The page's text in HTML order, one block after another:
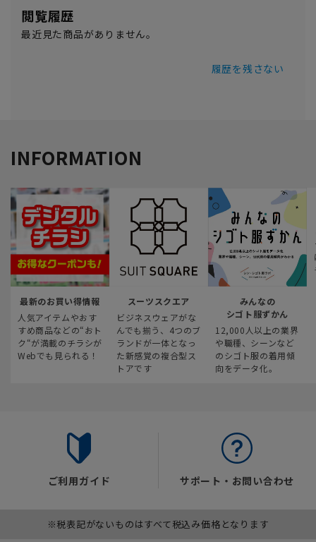
閲覧履歴
最近見た商品がありません。
履歴を残さない
INFORMATION
最新のお買い得情報
人気アイテムやおす
すめ商品などの“おト
ク“が満載のチラシが
Webでも見られる！
スーツスクエア
ビジネスウェアがな
んでも揃う、4つのブ
ランドが一体となっ
た新感覚の複合型ス
トアです
みんなの
シゴト服ずかん
12,000人以上の業界
や職種、シーンなど
のシゴト服の着用傾
向をデータ化。
ご利用ガイド サポート・お問い合わせ
※税表記がないものはすべて税込み価格となります